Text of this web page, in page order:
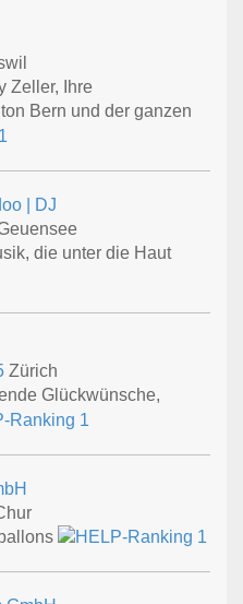
Zeller, Ihre
Bern und der ganzen
| DJ
die unter die Haut
Zürich
Glückwünsche,